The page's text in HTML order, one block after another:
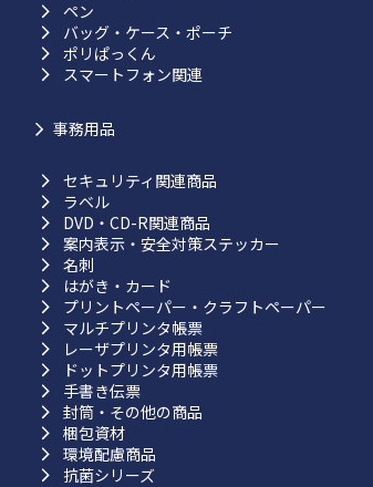
ペン
バッグ・ケース・ポーチ
ポリぱっくん
スマートフォン関連
事務用品
セキュリティ関連商品
ラベル
DVD・CD-R関連商品
案内表示・安全対策ステッカー
名刺
はがき・カード
プリントペーパー・クラフトペーパー
マルチプリンタ帳票
レーザプリンタ用帳票
ドットプリンタ用帳票
手書き伝票
封筒・その他の商品
梱包資材
環境配慮商品
抗菌シリーズ